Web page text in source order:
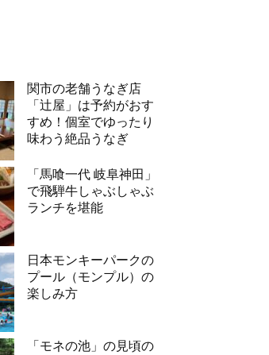
関市の老舗うなぎ店
「辻屋」は予約がおす
すめ！個室でゆったり
味わう絶品うなぎ
「馬喰一代 岐阜神田」
で飛騨牛しゃぶしゃぶ
ランチを堪能
日本モンキーパークの
プール（モンプル）の
楽しみ方
「モネの池」の見頃の